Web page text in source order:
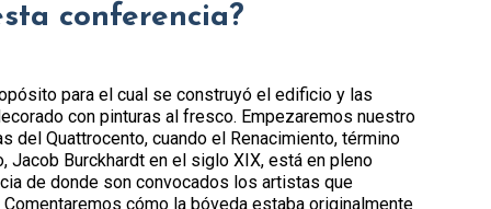
conferencia?
para el cual se construyó el edificio y las
con pinturas al fresco. Empezaremos nuestro
del Quattrocento, cuando el Renacimiento, término
Jacob Burckhardt en el siglo XIX, está en pleno
de donde son convocados los artistas que
cómo la bóveda estaba originalmente